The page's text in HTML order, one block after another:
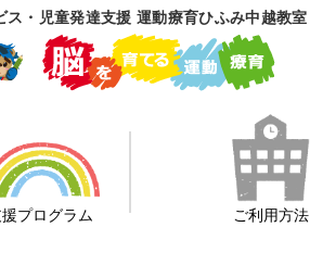
・児童発達支援 運動療育ひふみ中越教室
プログラム ご利用方法